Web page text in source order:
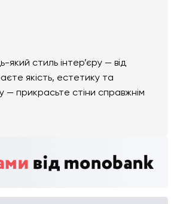
стиль інтер’єру — від
якість, естетику та
— прикрасьте стіни справжнім